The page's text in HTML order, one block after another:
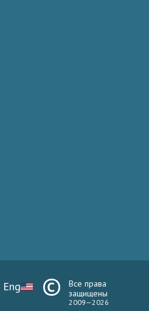
Eng
Все права
защищены
2009—2026